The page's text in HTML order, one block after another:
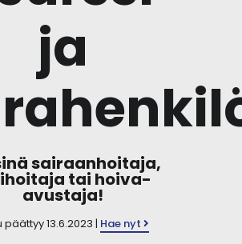
ja
sairaanhoitaja,
tai hoiva-
avustaja!
päättyy 13.6.2023 | Hae nyt